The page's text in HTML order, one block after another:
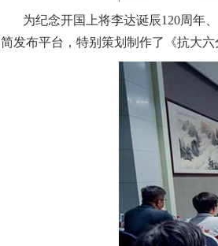
为纪念开国上将李达诞辰120周年、
简发布平台，特别策划制作了《抗大